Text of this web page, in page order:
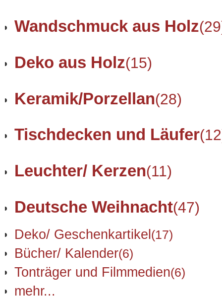
Wandschmuck aus Holz
Deko aus Holz(15)
Keramik/Porzellan(28)
Tischdecken und Läufer
Leuchter/ Kerzen(11)
Deutsche Weihnacht(47)
Deko/ Geschenkartikel(17)
Bücher/ Kalender(6)
Tonträger und Filmmedien(6)
mehr...